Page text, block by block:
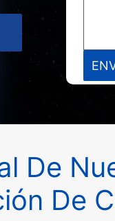
De
De